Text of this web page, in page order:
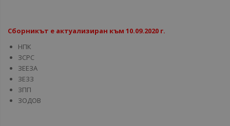
Сборникът е актуализиран към 10.09.2020 г.
НПК
ЗСРС
ЗЕЕЗА
ЗЕЗЗ
ЗПП
ЗОДОВ